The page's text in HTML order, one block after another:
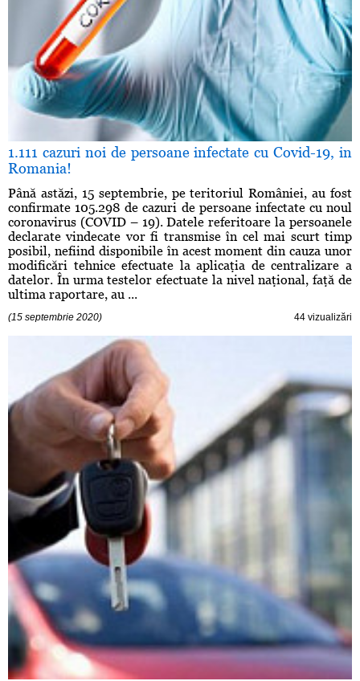
1.111 cazuri noi de persoane infectate cu Covid-19, in
Romania!
Până astăzi, 15 septembrie, pe teritoriul României, au fost
confirmate 105.298 de cazuri de persoane infectate cu noul
coronavirus (COVID – 19). Datele referitoare la persoanele
declarate vindecate vor fi transmise în cel mai scurt timp
posibil, nefiind disponibile în acest moment din cauza unor
modificări tehnice efectuate la aplicaţia de centralizare a
datelor. În urma testelor efectuate la nivel naţional, faţă de
ultima raportare, au ...
(15 septembrie 2020) 44 vizualizări